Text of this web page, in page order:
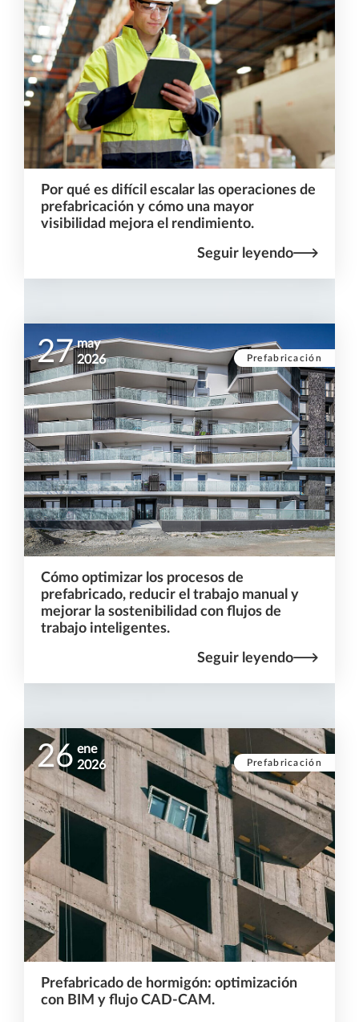
Por qué es difícil escalar las operaciones de
prefabricación y cómo una mayor
visibilidad mejora el rendimiento.
Seguir leyendo
Prefabricación
27 may
2026
Cómo optimizar los procesos de
prefabricado, reducir el trabajo manual y
mejorar la sostenibilidad con flujos de
trabajo inteligentes.
Seguir leyendo
Prefabricación
26 ene
2026
Prefabricado de hormigón: optimización
con BIM y flujo CAD-CAM.